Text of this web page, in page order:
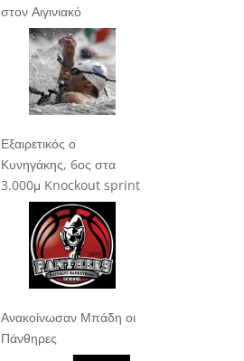
στον Αιγινιακό
Εξαιρετικός ο
Κυνηγάκης, 6ος στα
3.000μ Knockout sprint
Ανακοίνωσαν Μπάδη οι
Πάνθηρες